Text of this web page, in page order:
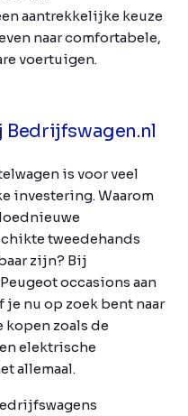
aantrekkelijke keuze
naar comfortabele,
voertuigen.
Bedrijfswagen.nl
is voor veel
investering. Waarom
tweedehands
zijn? Bij
occasions aan
nu op zoek bent naar
kopen zoals de
elektrische
allemaal.